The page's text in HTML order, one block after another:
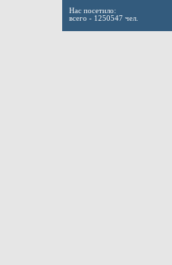
Нас посетило:
всего - 1250547 чел.